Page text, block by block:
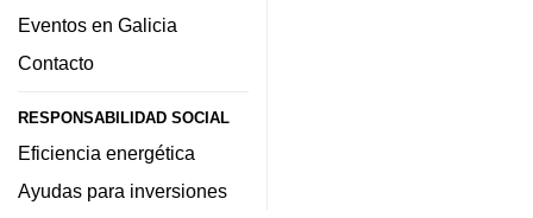
Eventos en Galicia
Contacto
RESPONSABILIDAD SOCIAL
Eficiencia energética
Ayudas para inversiones